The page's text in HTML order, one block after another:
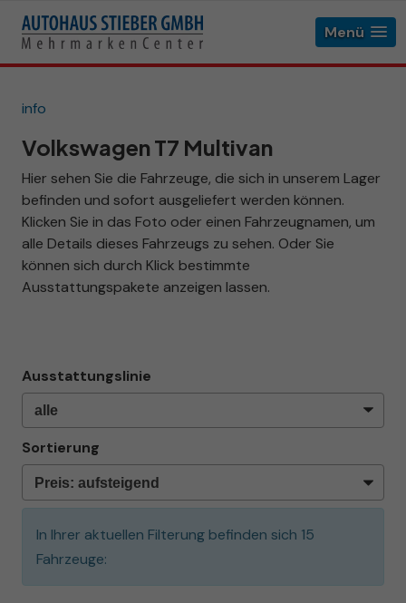
Menü
info
Volkswagen T7 Multivan
Hier sehen Sie die Fahrzeuge, die sich in unserem Lager
befinden und sofort ausgeliefert werden können.
Klicken Sie in das Foto oder einen Fahrzeugnamen, um
alle Details dieses Fahrzeugs zu sehen. Oder Sie
können sich durch Klick bestimmte
Ausstattungspakete anzeigen lassen.
Ausstattungslinie
Sortierung
In Ihrer aktuellen Filterung befinden sich 15
Fahrzeuge: